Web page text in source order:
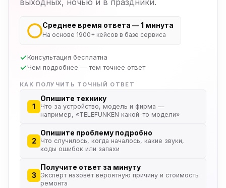
выходных, ночью и в праздники.
Среднее время ответа — 1 минута
На основе 1900+ кейсов в базе сервиса
Консультация бесплатна
Чем подробнее — тем точнее ответ
КАК ПОЛУЧИТЬ ТОЧНЫЙ ОТВЕТ
1
Опишите технику
Что за устройство, модель и фирма —
например, «TELEFUNKEN какой-то модели»
2
Опишите проблему подробно
Что случилось, когда началось, какие звуки,
коды ошибок или запахи
3
Получите ответ за минуту
Эксперт назовёт вероятную причину и стоимость
ремонта